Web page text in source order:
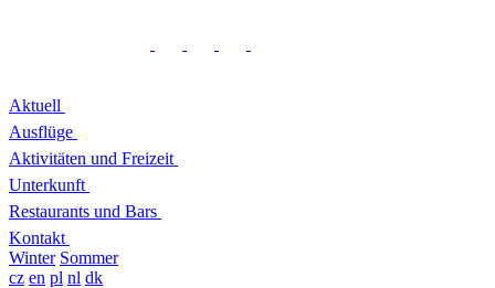
Aktuell
Ausflüge
Aktivitäten und Freizeit
Unterkunft
Restaurants und Bars
Kontakt
Winter Sommer
cz en pl nl dk